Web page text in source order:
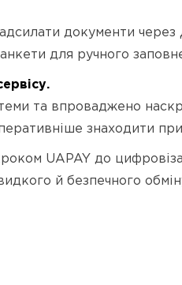
документи через
для ручного
та впроваджено
знаходити
UAPAY до
й безпечного